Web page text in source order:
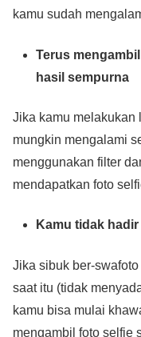
kamu sudah
Terus
hasil sempurna
Jika kamu melakukan
mungkin mengalami
menggunakan filter
mendapatkan foto
Kamu tidak
Jika sibuk ber-
saat itu (tidak
kamu bisa mulai
mengambil foto selfie